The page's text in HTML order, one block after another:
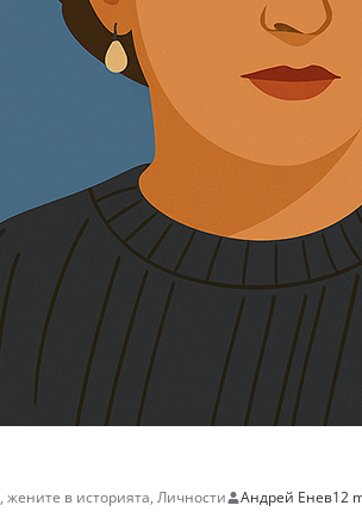
, жените в историята, Личности Андрей Енев12